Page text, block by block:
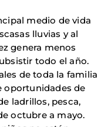
medio de vida
lluvias y al
genera menos
todo el año.
de toda la familia
oportunidades de
ladrillos, pesca,
octubre a mayo.